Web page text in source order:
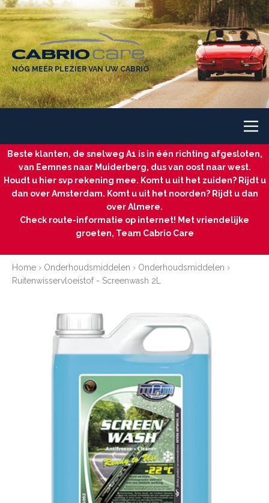
NÓG MEER PLEZIER VAN UW CABRIO
Beste klanten, de snelweg A1 is in één richting afgesloten,
van Eemnes naar Muiderberg, dus van oost naar west.
Houdt u hier svp rekening mee. Komt u uit het zuiden? Rijdt u
dan over Amsterdam. Komt u uit het noorden? Rijdt u dan
over Almere.
Check route-informatie op internet! Met vriendelijke
groeten, Team Cabrio Care
Home › Onderhoudsmiddelen › Onderhoudsmiddelen ›
Ruitenwisservloeistof - Screenwash 2L